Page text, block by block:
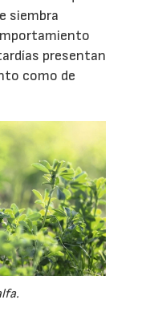
siembra
presentan
como de